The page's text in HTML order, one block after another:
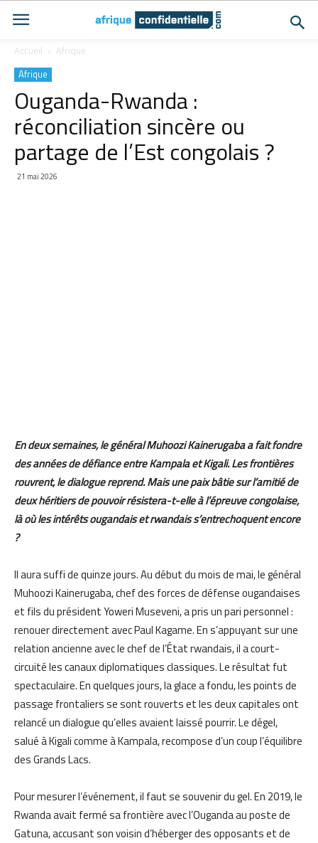
Accueil Afrique
Afrique
Ouganda-Rwanda :
réconciliation sincère ou
partage de l’Est congolais ?
21 mai 2026
En deux semaines, le général Muhoozi Kainerugaba a fait fondre
des années de défiance entre Kampala et Kigali. Les frontières
rouvrent, le dialogue reprend. Mais une paix bâtie sur l’amitié de
deux héritiers de pouvoir résistera-t-elle à l’épreuve congolaise,
là où les intérêts ougandais et rwandais s’entrechoquent encore
?
Il aura suffi de quinze jours. Au début du mois de mai, le général
Muhoozi Kainerugaba, chef des forces de défense ougandaises
et fils du président Yoweri Museveni, a pris un pari personnel :
renouer directement avec Paul Kagame. En s’appuyant sur une
relation ancienne avec le chef de l’État rwandais, il a court-
circuité les canaux diplomatiques classiques. Le résultat fut
spectaculaire. En quelques jours, la glace a fondu, les points de
passage frontaliers se sont rouverts et les deux capitales ont
relancé un dialogue qu’elles avaient laissé pourrir. Le dégel,
salué à Kigali comme à Kampala, recompose d’un coup l’équilibre
des Grands Lacs.
Pour mesurer l’événement, il faut se souvenir du gel. En 2019, le
Rwanda avait fermé sa frontière avec l’Ouganda au poste de
Gatuna, accusant son voisin d’héberger des opposants et de